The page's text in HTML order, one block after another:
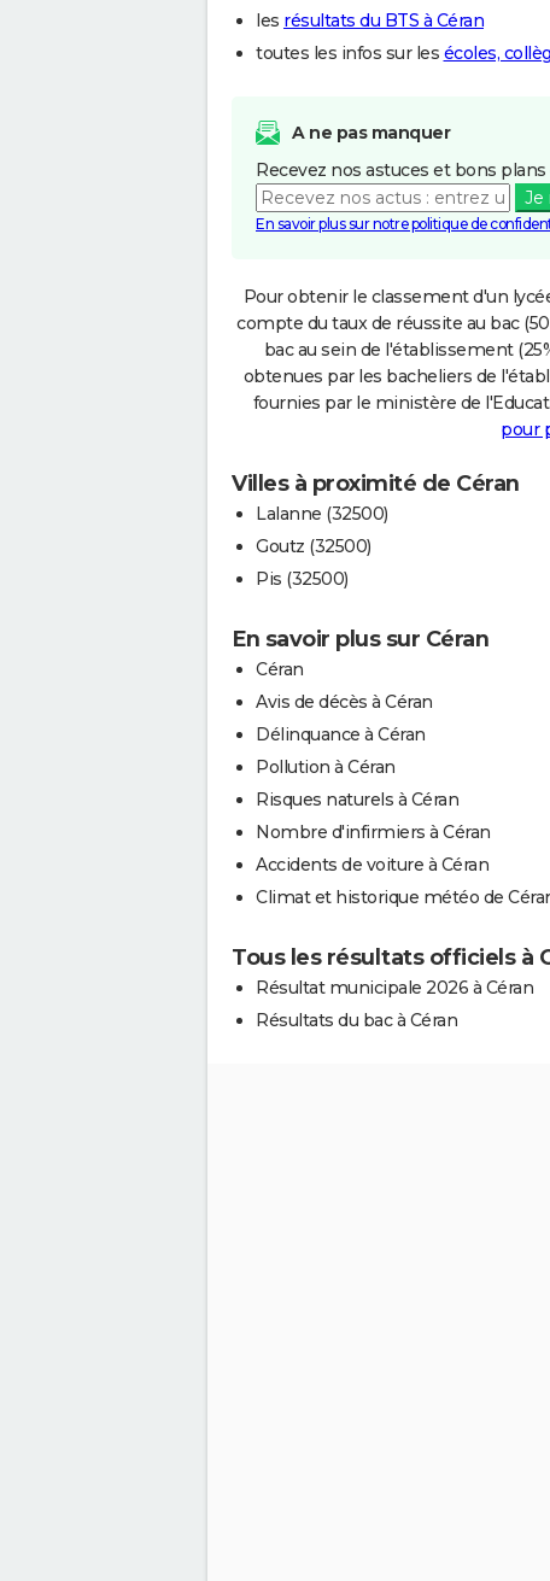
les résultats du BTS à Céran
toutes les infos sur les écoles,
A ne pas manquer
Recevez nos astuces et bons
Je
En savoir plus sur notre politique de
Pour obtenir le classement d'un
compte du taux de réussite au bac
bac au sein de l'établissement
obtenues par les bacheliers de
fournies par le ministère de
pour
Villes à proximité de Céran
Lalanne (32500)
Goutz (32500)
Pis (32500)
En savoir plus sur Céran
Céran
Avis de décès à Céran
Délinquance à Céran
Pollution à Céran
Risques naturels à Céran
Nombre d'infirmiers à Céran
Accidents de voiture à Céran
Climat et historique météo de
Tous les résultats officiels à
Résultat municipale 2026 à Céran
Résultats du bac à Céran